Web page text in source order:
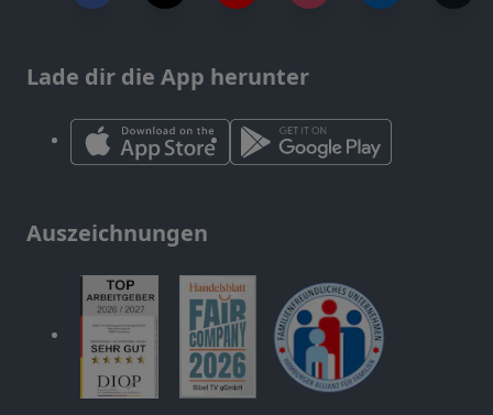
Lade dir die App herunter
Auszeichnungen